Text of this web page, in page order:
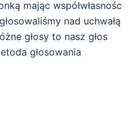
mając współwłasnośc
nad uchwałą
głosy to nasz głos
głosowania